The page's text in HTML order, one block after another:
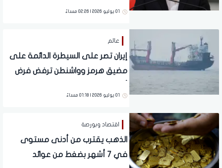
01 يوليو 2026 | 02:26 مساءً
عالم
إيران تصر على السيطرة الدائمة على
مضيق هرمز وواشنطن ترفض فرض
01 يوليو 2026 | 01:18 مساءً
اقتصاد وبورصة
الذهب يقترب من أدنى مستوى
في 7 أشهر بضغط من عوائد